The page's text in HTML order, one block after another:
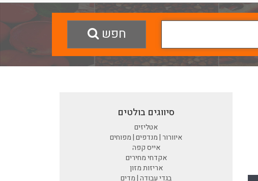
חפש
סיווגים בולטים
אטליזים
איוורור | מנדפים | מפוחים
אייס קפה
אקדחי מחירים
אריזות מזון
בגדי עבודה | מדים